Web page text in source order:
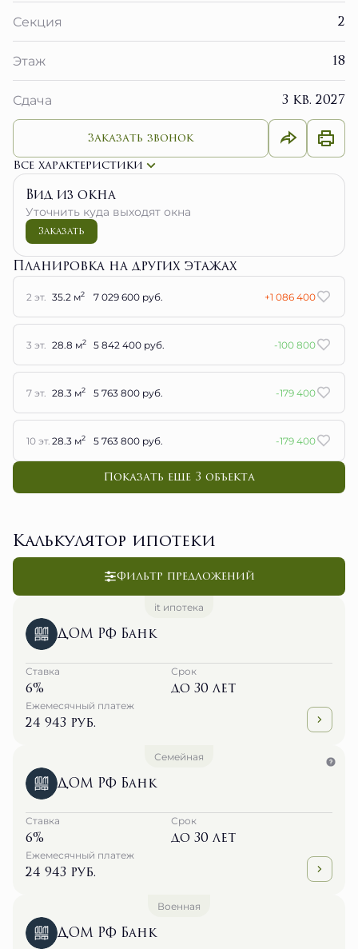
Секция 2
Этаж 18
Сдача 3 кв. 2027
Заказать звонок
Все характеристики
Вид из окна
Уточнить куда выходят окна
Заказать
Планировка на других этажах
2 эт. 35.2 м2 7 029 600 руб. +1 086 400
3 эт. 28.8 м2 5 842 400 руб. -100 800
7 эт. 28.3 м2 5 763 800 руб. -179 400
10 эт. 28.3 м2 5 763 800 руб. -179 400
Показать еще 3 объектa
Калькулятор ипотеки
Фильтр предложений
it ипотека
ДОМ РФ Банк
Ставка
6%
Срок
до 30 лет
Ежемесячный платеж
24 943 руб.
Семейная
ДОМ РФ Банк
Ставка
6%
Срок
до 30 лет
Ежемесячный платеж
24 943 руб.
Военная
ДОМ РФ Банк